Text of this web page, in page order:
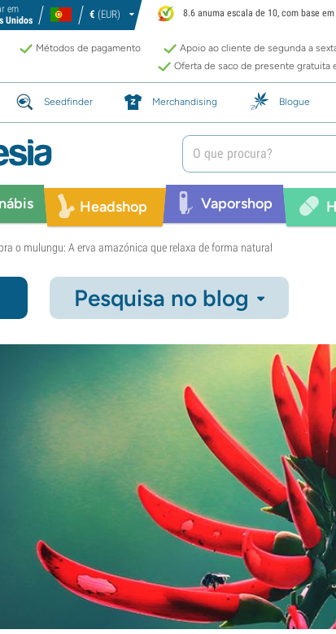
em
Unidos
€ (EUR) 8.6 anuma escala de 10, com base
Métodos de pagamento Apoio ao cliente de segunda a
Oferta de saco de presente gratuita
Seedfinder Merchandising Blogue
Headshop Vaporshop
o mulungu: A erva amazónica que relaxa de forma natural
Pesquisa no blog